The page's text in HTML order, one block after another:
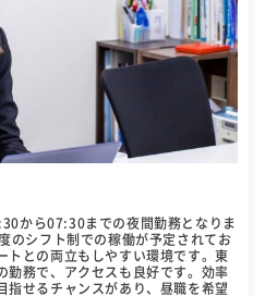
から07:30までの夜間勤務となりま
のシフト制での稼働が予定されてお
トとの両立もしやすい環境です。東
勤務で、アクセスも良好です。効率
指せるチャンスがあり、昼職を希望